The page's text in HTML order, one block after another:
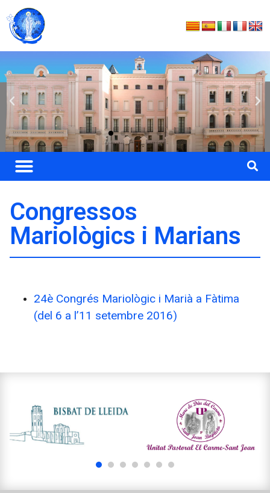
Congressos
Mariològics i Marians
24è Congrés Mariològic i Marià a Fàtima
(del 6 a l’11 setembre 2016)